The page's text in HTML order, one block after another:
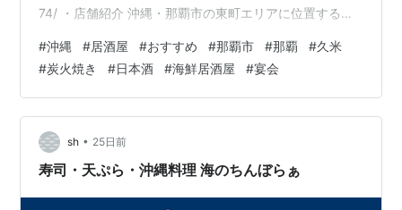
74/ ・店舗紹介 沖縄・那覇市の東町エリアに位置する
炭火焼きの香ばしい香りが漂う空間で、地元の新鮮な海
鮮と沖縄料理を心ゆくまで楽しめます。 久米地区をはじ
め那覇全域から訪れるお客様にも対応しやすいアクセス
の良さが魅力の一つです。落ち着いた雰囲気の店内は、
一人でのゆったりとした時間にも、友人…
#沖縄 #居酒屋 #おすすめ #那覇市 #那覇 #久米
#炭火焼き #日本酒 #海鮮居酒屋 #宴会
sh • 25日前
寿司・天ぷら・沖縄料理 海のちんぼらぁ